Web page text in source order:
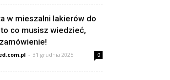
w mieszalni lakierów do
co musisz wiedzieć,
- 31 grudnia 2025 0